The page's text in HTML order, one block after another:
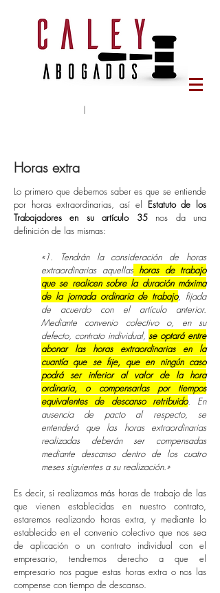
|
Horas extra
Lo primero que debemos saber es que se entiende
por horas extraordinarias, así el Estatuto de los
Trabajadores en su artículo 35nos da una
definición de las mismas:
«1. Tendrán la consideración de horas
extraordinarias aquellashoras de trabajo
que se realicen sobre la duración máxima
de la jornada ordinaria de trabajo, fijada
de acuerdo con el artículo anterior.
Mediante convenio colectivo o, en su
defecto, contrato individual,se optará entre
abonar las horas extraordinarias en la
cuantía que se fije, que en ningún caso
podrá ser inferior al valor de la hora
ordinaria, o compensarlas por tiempos
equivalentes de descanso retribuido. En
ausencia de pacto al respecto, se
entenderá que las horas extraordinarias
realizadas deberán ser compensadas
mediante descanso dentro de los cuatro
meses siguientes a su realización.»
Es decir, si realizamos más horas de trabajo de las
que vienen establecidas en nuestro contrato,
estaremos realizando horas extra, y mediante lo
establecido en el convenio colectivo que nos sea
de aplicación o un contrato individual con el
empresario, tendremos derecho a que el
empresario nos pague estas horas extra o nos las
compense con tiempo de descanso.